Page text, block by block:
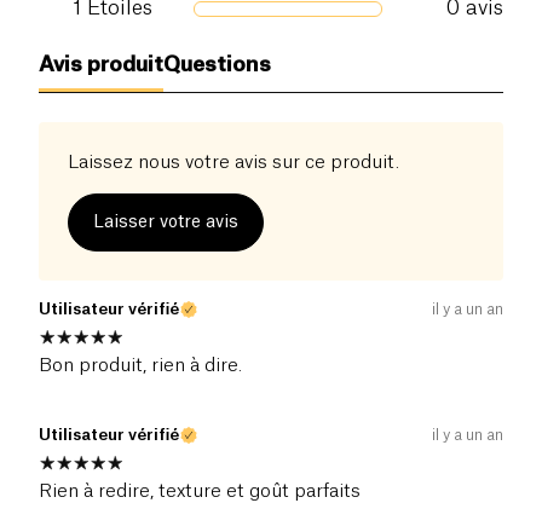
1 Étoiles 0 avis
Avis produitQuestions
Laissez nous votre avis sur ce produit.
Laisser votre avis
Utilisateur vérifié il y a un an
Bon produit, rien à dire.
Utilisateur vérifié il y a un an
Rien à redire, texture et goût parfaits